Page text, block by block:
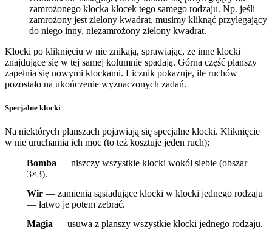
zamrożonego klocka klocek tego samego rodzaju. Np. jeśli
zamrożony jest zielony kwadrat, musimy kliknąć przylegający
do niego inny, niezamrożony zielony kwadrat.
Klocki po kliknięciu w nie znikają, sprawiając, że inne klocki
znajdujące się w tej samej kolumnie spadają. Górna część planszy
zapełnia się nowymi klockami. Licznik pokazuje, ile ruchów
pozostało na ukończenie wyznaczonych zadań.
Specjalne klocki
Na niektórych planszach pojawiają się specjalne klocki. Kliknięcie
w nie uruchamia ich moc (to też kosztuje jeden ruch):
Bomba — niszczy wszystkie klocki wokół siebie (obszar
3×3).
Wir — zamienia sąsiadujące klocki w klocki jednego rodzaju
— łatwo je potem zebrać.
Magia — usuwa z planszy wszystkie klocki jednego rodzaju.